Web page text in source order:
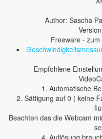
Author: Sascha
Freeware -
Empfohlene
1. Automatische
2. Sättigung auf 0 ( keine
Beachten das die Webcam